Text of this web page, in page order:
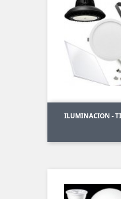
ILUMINACION -